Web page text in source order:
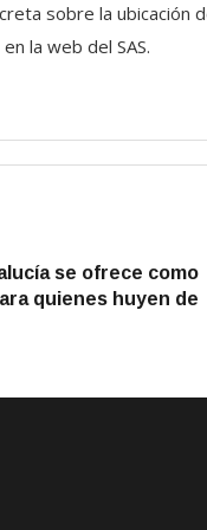
sobre la
la web del SAS.
se ofrece como
quienes huyen de